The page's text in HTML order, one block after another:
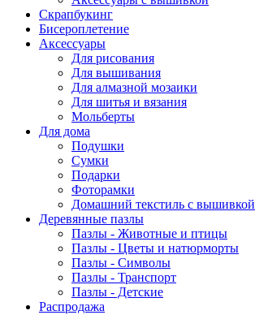
Скрапбукинг
Бисероплетение
Аксессуары
Для рисования
Для вышивания
Для алмазной мозаики
Для шитья и вязания
Мольберты
Для дома
Подушки
Сумки
Подарки
Фоторамки
Домашний текстиль с вышивкой
Деревянные пазлы
Пазлы - Животные и птицы
Пазлы - Цветы и натюрморты
Пазлы - Символы
Пазлы - Транспорт
Пазлы - Детские
Распродажа